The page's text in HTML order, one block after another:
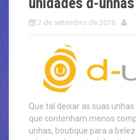
2 de setembro de 2016
Que tal deixar as suas
que contenham menos
unhas, boutique para a